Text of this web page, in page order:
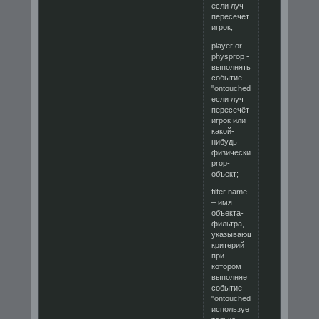
если луч
пересечёт
игрок;
player or
physprop -
выполнять
событие
"ontouchedbyentity"
если луч
пересечёт
игрок или
какой-
нибудь
физически
prop-
объект;
filter name
– имя
объекта-
фильтра,
указывающего
критерий
при
котором
выполняется
событие
"ontouchedbyentity";
используется